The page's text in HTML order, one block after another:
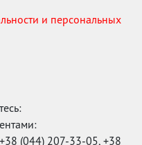
и персональных
(044) 207-33-05, +38